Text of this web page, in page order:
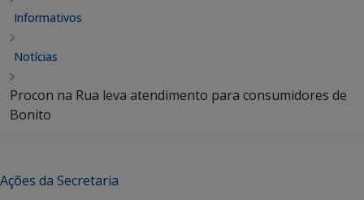
Informativos
Notícias
Procon na Rua leva atendimento para consumidores de
Bonito
Ações da Secretaria